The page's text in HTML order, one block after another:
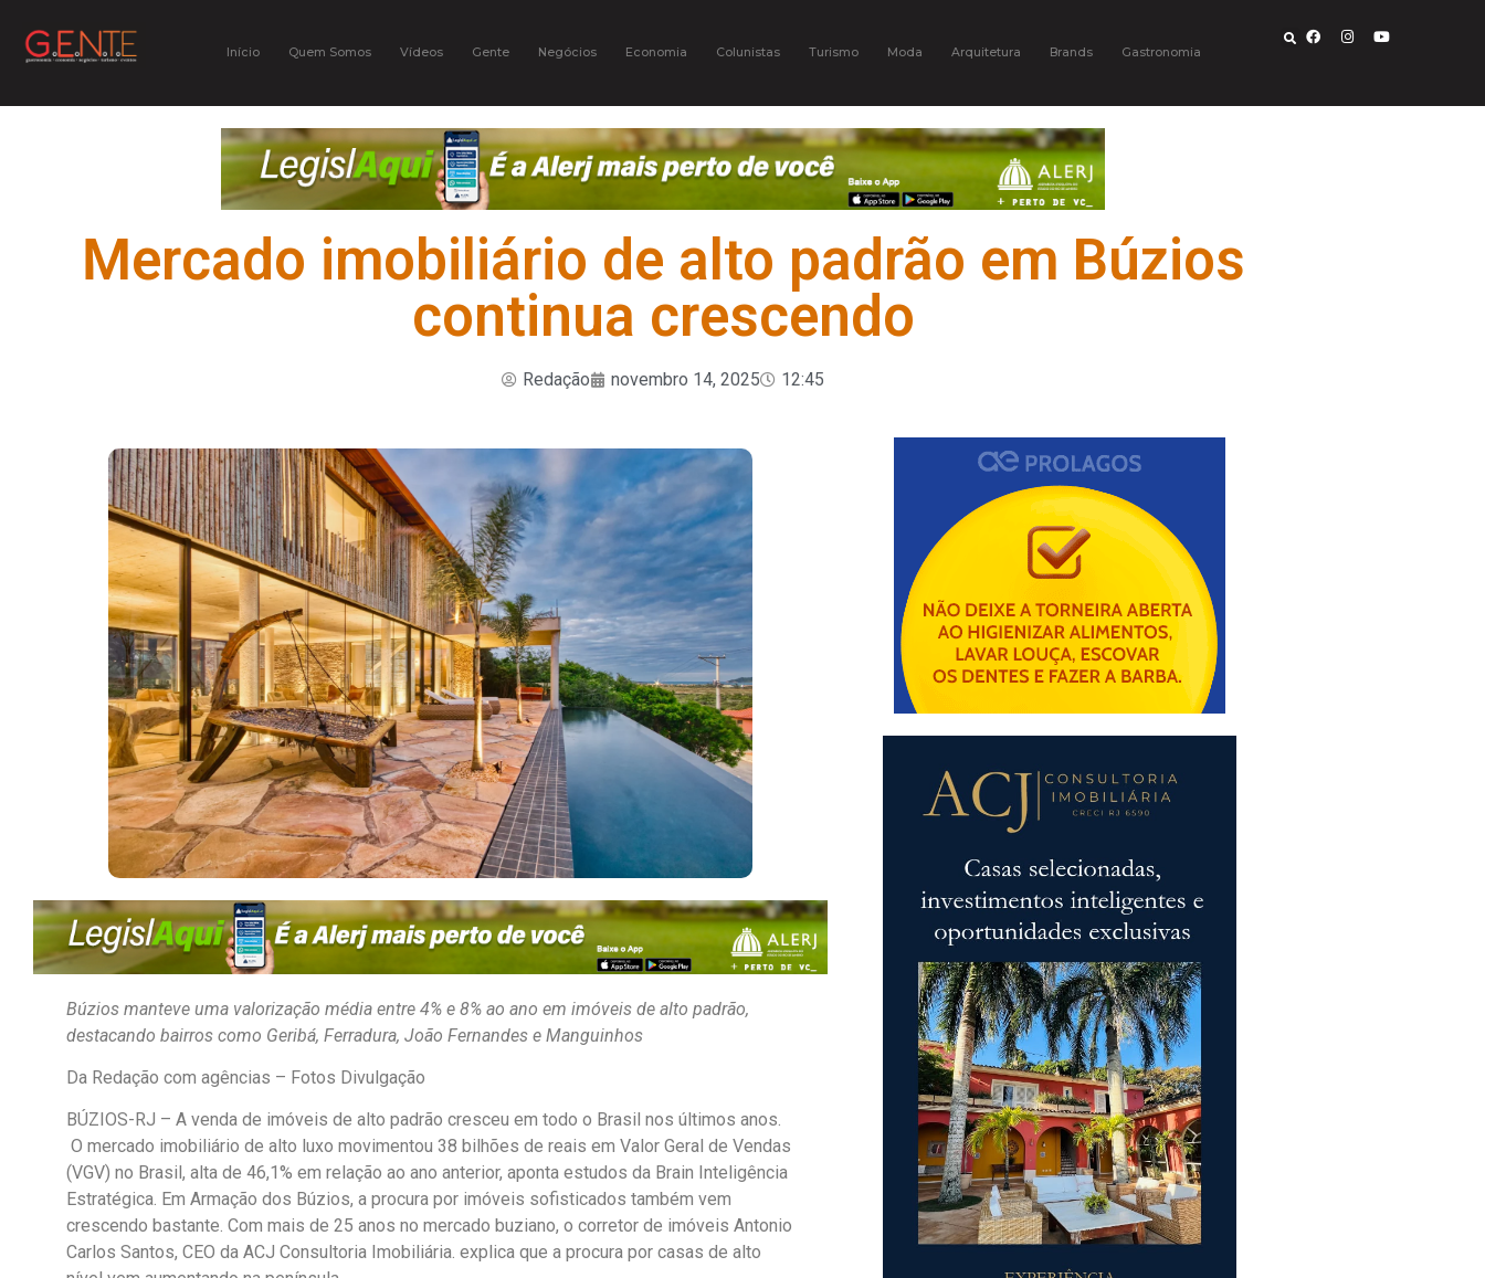
Início Quem Somos Vídeos Gente Negócios Economia Colunistas Turismo Moda Arquitetura Brands Gastronomia
Mercado imobiliário de alto padrão em Búzios
continua crescendo
Redação novembro 14, 2025 12:45
Búzios manteve uma valorização média entre 4% e 8% ao ano em imóveis de alto padrão,
destacando bairros como Geribá, Ferradura, João Fernandes e Manguinhos
Da Redação com agências – Fotos Divulgação
BÚZIOS-RJ – A venda de imóveis de alto padrão cresceu em todo o Brasil nos últimos anos.
O mercado imobiliário de alto luxo movimentou 38 bilhões de reais em Valor Geral de Vendas
(VGV) no Brasil, alta de 46,1% em relação ao ano anterior, aponta estudos da Brain Inteligência
Estratégica. Em Armação dos Búzios, a procura por imóveis sofisticados também vem
crescendo bastante. Com mais de 25 anos no mercado buziano, o corretor de imóveis Antonio
Carlos Santos, CEO da ACJ Consultoria Imobiliária. explica que a procura por casas de alto